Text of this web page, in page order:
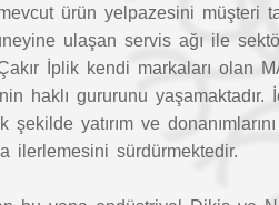
mevcut ürün yelpazesini
ulaşan servis ağı ile
Çakır İplik kendi markaları
haklı gururunu
şekilde yatırım ve
ilerlemesini sürdürmektedir.